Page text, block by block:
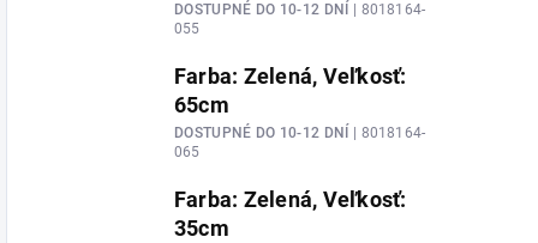
DOSTUPNÉ DO 10-12 DNÍ
| 8018164-
055
Farba: Zelená, Veľkosť:
65cm
DOSTUPNÉ DO 10-12 DNÍ
| 8018164-
065
Farba: Zelená, Veľkosť:
35cm